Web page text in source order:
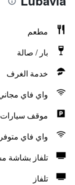
مطعم
بار / صالة
خدمة الغرف
واي فاي
موقف
واي فاي
تلفاز بشاشة
تلفاز